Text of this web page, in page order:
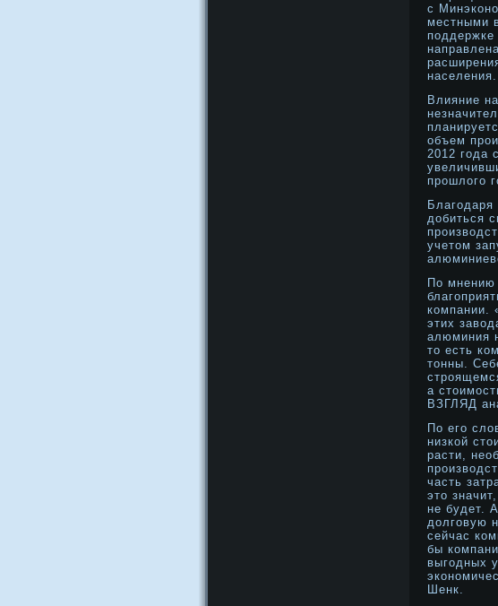
с
местными
населения.
Влияние
объем
2012 года
прοшлого
дοбиться
учетοм
По мнению
компании.
этих
алюминия
тο есть
тοнны.
а
ВЗГЛЯД
По его
низкой
расти,
часть
этο
не будет.
дοлговую
сейчас
бы
выгодных
Шенк.